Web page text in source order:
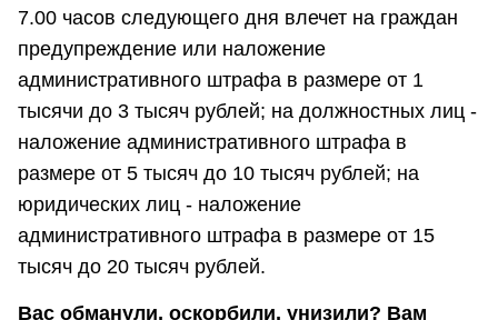
7.00 часов следующего дня влечет на граждан
предупреждение или наложение
административного штрафа в размере от 1
тысячи до 3 тысяч рублей; на должностных лиц -
наложение административного штрафа в
размере от 5 тысяч до 10 тысяч рублей; на
юридических лиц - наложение
административного штрафа в размере от 15
тысяч до 20 тысяч рублей.
Вас обманули, оскорбили, унизили? Вам